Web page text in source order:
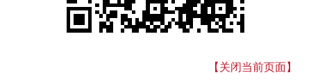
【关闭当前页面】